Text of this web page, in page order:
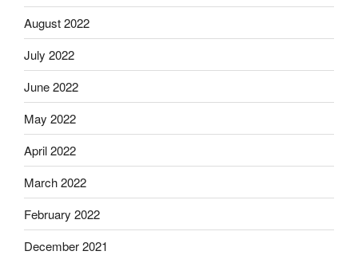
August 2022
July 2022
June 2022
May 2022
April 2022
March 2022
February 2022
December 2021